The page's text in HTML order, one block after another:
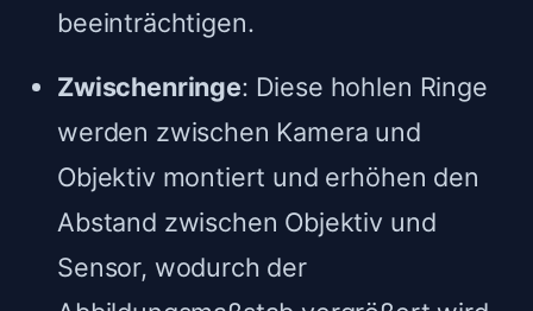
beeinträchtigen.
Zwischenringe: Diese hohlen Ringe
werden zwischen Kamera und
Objektiv montiert und erhöhen den
Abstand zwischen Objektiv und
Sensor, wodurch der